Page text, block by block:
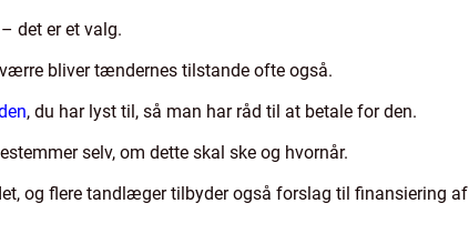
det er et valg.
bliver tændernes tilstande ofte også.
, du har lyst til, så man har råd til at betale for den.
selv, om dette skal ske og hvornår.
og flere tandlæger tilbyder også forslag til finansiering af